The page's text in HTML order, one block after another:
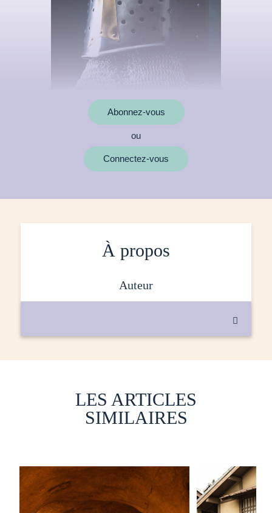
Abonnez-vous
ou
Connectez-vous
À propos
auteur

LES ARTICLES
SIMILAIRES